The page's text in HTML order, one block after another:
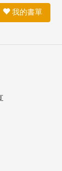
我的書單